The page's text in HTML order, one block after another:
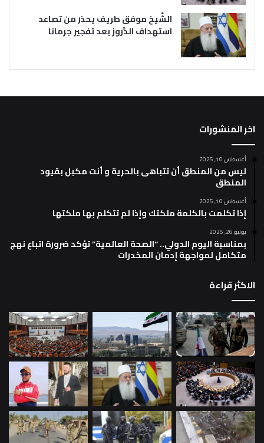
الشَّيخ موفق طريف يحذر من تصاعد
استهداف الدَّروز بعد تفجير جرمانا
اخر المنشورات
أغسطس 10, 2025
ليس من المنطق أن تتباهى بالحرية و أنت مكبل بقيود
المنطق
أغسطس 10, 2025
إذا تكلمت بالكلمة ملكتك وإذا لم تتكلم بها ملكتها
يونيو 26, 2025
بمناسبة اليوم الدولي.. “الصحة العالمية” تؤكد ضرورة اتباع نهج
متكامل لمواجهة إدمان المخدرات
الاكثر قراءة